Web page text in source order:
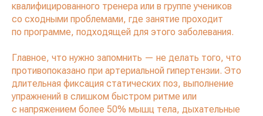
квалифицированного тренера или в группе учеников
со сходными проблемами, где занятие проходит
по программе, подходящей для этого заболевания.
Главное, что нужно запомнить — не делать того, что
противопоказано при артериальной гипертензии. Это
длительная фиксация статических поз, выполнение
упражнений в слишком быстром ритме или
с напряжением более 50% мышц тела, дыхательные